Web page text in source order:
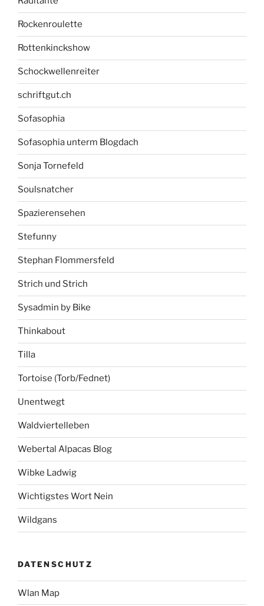
Rockenroulette
Rottenkinckshow
Schockwellenreiter
schriftgut.ch
Sofasophia
Sofasophia unterm Blogdach
Sonja Tornefeld
Soulsnatcher
Spazierensehen
Stefunny
Stephan Flommersfeld
Strich und Strich
Sysadmin by Bike
Thinkabout
Tilla
Tortoise (Torb/Fednet)
Unentwegt
Waldviertelleben
Webertal Alpacas Blog
Wibke Ladwig
Wichtigstes Wort Nein
Wildgans
DATENSCHUTZ
Wlan Map